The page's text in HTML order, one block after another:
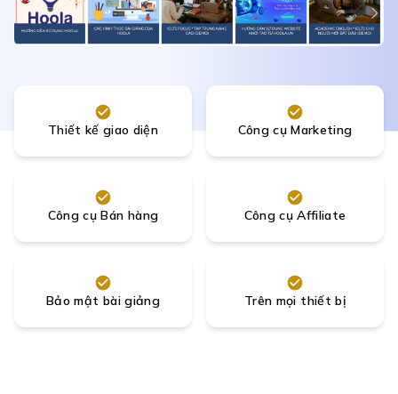
Thiết kế giao diện Công cụ Marketing
Công cụ Bán hàng Công cụ Affiliate
Bảo mật bài giảng Trên mọi thiết bị